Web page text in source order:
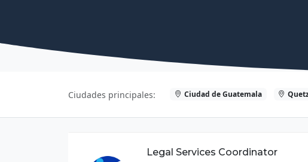
Ciudades principales: Ciudad de Guatemala
Legal Services Coordinator